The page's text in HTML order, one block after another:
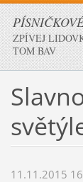
ZPÍVEJ
TOM BAV
11.11.2015